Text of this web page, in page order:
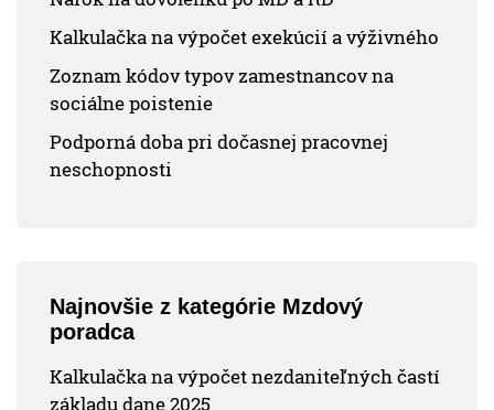
Kalkulačka na výpočet exekúcií a výživného
Zoznam kódov typov zamestnancov na
sociálne poistenie
Podporná doba pri dočasnej pracovnej
neschopnosti
Najnovšie z kategórie Mzdový
poradca
Kalkulačka na výpočet nezdaniteľných častí
základu dane 2025